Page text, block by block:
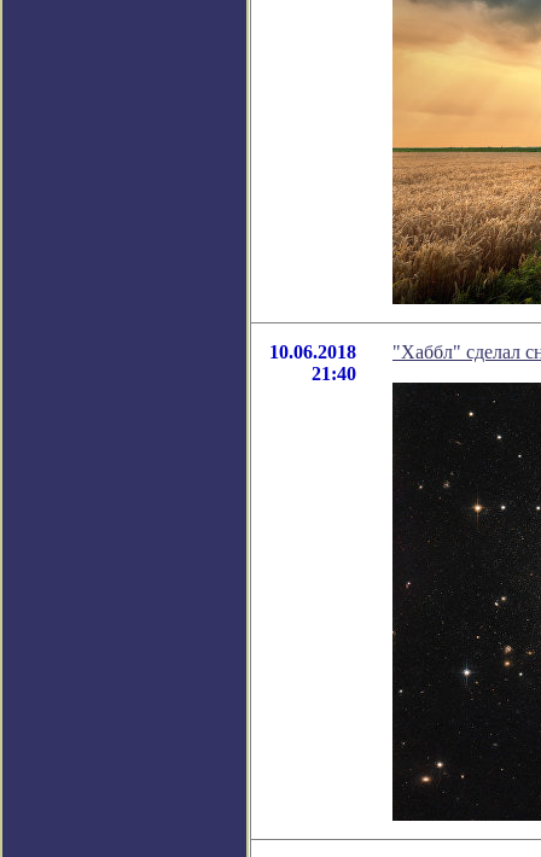
10.06.2018
21:40
"Хаббл" сделал